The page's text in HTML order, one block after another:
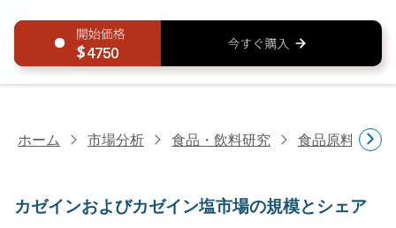
4750
ホーム 市場分析 食品・飲料研究 食品原料・食
カゼインおよびカゼイン塩市場の規模とシェア